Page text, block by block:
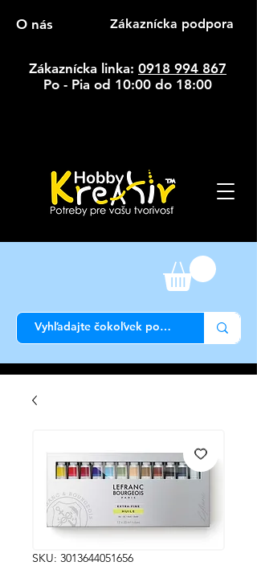
O nás Zákaznícka podpora
Zákaznícka linka: 0918 994 867
Po - Pia od 10:00 do 18:00
SKU: 3013644051656